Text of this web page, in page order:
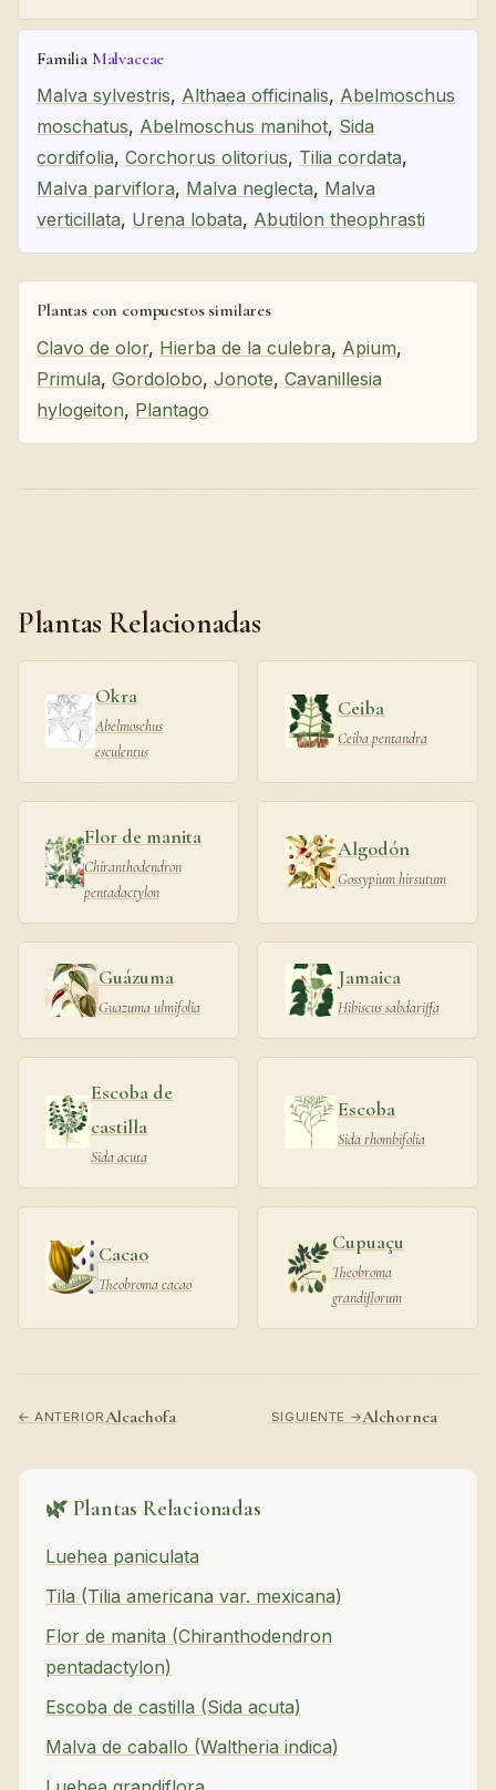
Familia Malvaceae
Malva sylvestris, Althaea officinalis, Abelmoschus
moschatus, Abelmoschus manihot, Sida
cordifolia, Corchorus olitorius, Tilia cordata,
Malva parviflora, Malva neglecta, Malva
verticillata, Urena lobata, Abutilon theophrasti
Plantas con compuestos similares
Clavo de olor, Hierba de la culebra, Apium,
Primula, Gordolobo, Jonote, Cavanillesia
hylogeiton, Plantago
Plantas Relacionadas
Okra
Abelmoschus
esculentus
Ceiba
Ceiba pentandra
Flor de manita
Chiranthodendron
pentadactylon
Algodón
Gossypium hirsutum
Guázuma
Guazuma ulmifolia
Jamaica
Hibiscus sabdariffa
Escoba de
castilla
Sida acuta
Escoba
Sida rhombifolia
Cacao
Theobroma cacao
Cupuaçu
Theobroma
grandiflorum
← ANTERIORAlcachofa SIGUIENTE →Alchornea
🌿 Plantas Relacionadas
Luehea paniculata
Tila (Tilia americana var. mexicana)
Flor de manita (Chiranthodendron
pentadactylon)
Escoba de castilla (Sida acuta)
Malva de caballo (Waltheria indica)